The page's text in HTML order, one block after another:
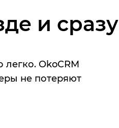
и сразу
OkoCRM
не потеряют